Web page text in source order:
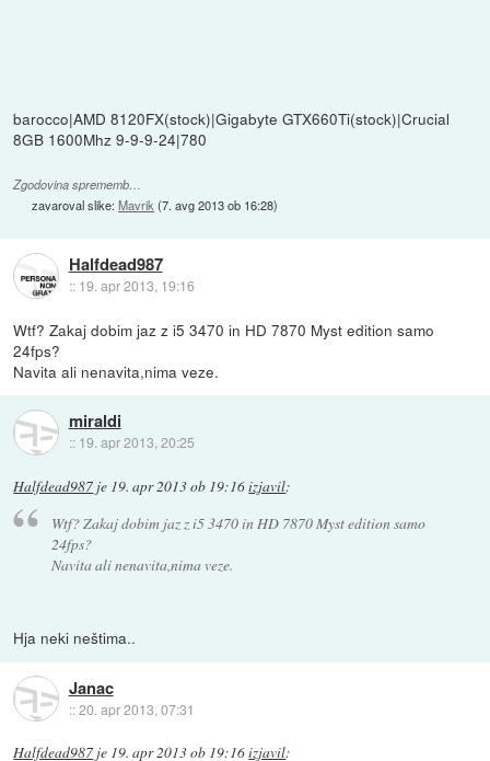
barocco|AMD 8120FX(stock)|Gigabyte GTX660Ti(stock)|Crucial
8GB 1600Mhz 9-9-9-24|780
Zgodovina sprememb…
zavaroval slike:Mavrik (7. avg 2013 ob 16:28)
Halfdead987
:: 19. apr 2013, 19:16
Wtf? Zakaj dobim jaz z i5 3470 in HD 7870 Myst edition samo
24fps?
Navita ali nenavita,nima veze.
miraldi
:: 19. apr 2013, 20:25
Halfdead987 je 19. apr 2013 ob 19:16izjavil:
Wtf? Zakaj dobim jaz z i5 3470 in HD 7870 Myst edition samo
24fps?
Navita ali nenavita,nima veze.
Hja neki neštima..
Janac
::20. apr 2013, 07:31
Halfdead987 je 19. apr 2013 ob 19:16izjavil: